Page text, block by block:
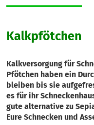
Kalkpfötchen
Kalkversorgung für
Pfötchen haben ein
bleiben bis sie
es für ihr
gute alternative zu
Eure Schnecken und